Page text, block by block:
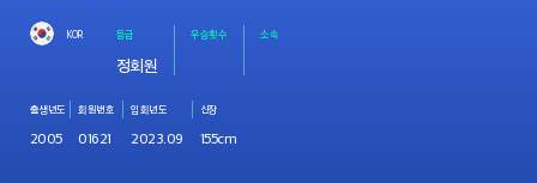
KOR 등급
정회원
우승횟수 소속
출생년도
2005
회원번호
01621
입회년도
2023.09
신장
155cm